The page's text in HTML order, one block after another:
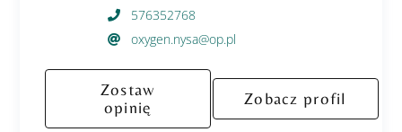
576352768
oxygen.nysa@op.pl
Zostaw
opinię
Zobacz profil